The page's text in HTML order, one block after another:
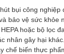
bụi công nghiệp
bảo vệ sức khỏe
hoặc bộ lọc
nhân gây hại
chế biến thực